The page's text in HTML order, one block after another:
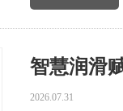
智慧润滑
2026.07.31